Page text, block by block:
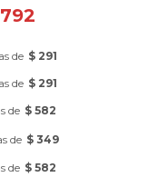
de $ 291
de $ 291
de $ 582
de $ 349
de $ 582